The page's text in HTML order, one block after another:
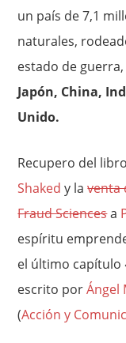
un país de 7,1
naturales,
estado de guerra,
Japón, China,
Unido.
Recupero del
Shaked y laventa
Fraud Sciencesa
espíritu
el último capítulo
escrito porÁngel
(Acción y